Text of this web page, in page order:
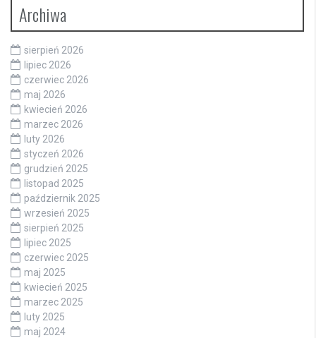
Archiwa
sierpień 2026
lipiec 2026
czerwiec 2026
maj 2026
kwiecień 2026
marzec 2026
luty 2026
styczeń 2026
grudzień 2025
listopad 2025
październik 2025
wrzesień 2025
sierpień 2025
lipiec 2025
czerwiec 2025
maj 2025
kwiecień 2025
marzec 2025
luty 2025
maj 2024